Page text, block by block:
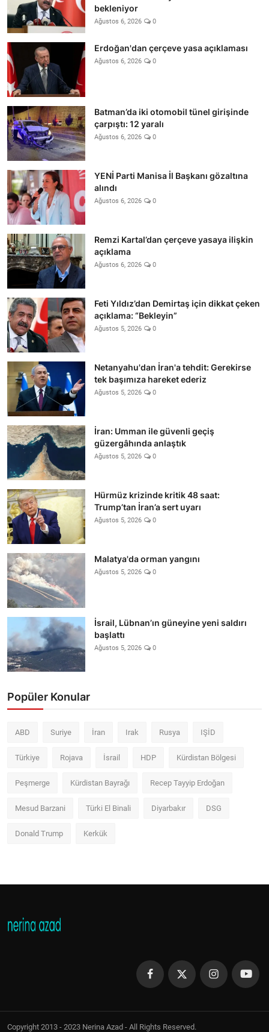
bekleniyor
Ağustos 6, 2026 0
Erdoğan'dan çerçeve yasa açıklaması
Ağustos 6, 2026 0
Batman’da iki otomobil tünel girişinde
çarpıştı: 12 yaralı
Ağustos 6, 2026 0
YENİ Parti Manisa İl Başkanı gözaltına
alındı
Ağustos 6, 2026 0
Remzi Kartal’dan çerçeve yasaya ilişkin
açıklama
Ağustos 6, 2026 0
Feti Yıldız’dan Demirtaş için dikkat çeken
açıklama: “Bekleyin”
Ağustos 5, 2026 0
Netanyahu'dan İran'a tehdit: Gerekirse
tek başımıza hareket ederiz
Ağustos 5, 2026 0
İran: Umman ile güvenli geçiş
güzergâhında anlaştık
Ağustos 5, 2026 0
Hürmüz krizinde kritik 48 saat:
Trump’tan İran’a sert uyarı
Ağustos 5, 2026 0
Malatya'da orman yangını
Ağustos 5, 2026 0
İsrail, Lübnan’ın güneyine yeni saldırı
başlattı
Ağustos 5, 2026 0
Popüler Konular
ABD Suriye İran Irak Rusya IŞİD
Türkiye Rojava İsrail HDP Kürdistan Bölgesi
Peşmerge Kürdistan Bayrağı Recep Tayyip Erdoğan
Mesud Barzani Türki El Binali Diyarbakır DSG
Donald Trump Kerkük
Copyright 2013 - 2023 Nerina Azad - All Rights Reserved.